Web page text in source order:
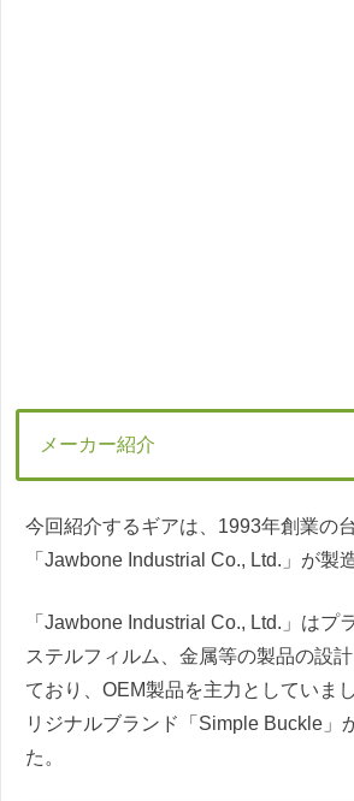
メーカー紹介
今回紹介するギアは、1993年創業の
「Jawbone Industrial Co., Ltd.」が製
「Jawbone Industrial Co., Ltd.」はプ
ステルフィルム、金属等の製品の設
ており、OEM製品を主力としていま
リジナルブランド「Simple Buckle」
た。